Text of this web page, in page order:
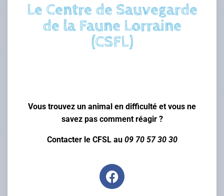
Le Centre de Sauvegarde
de la Faune Lorraine
(CSFL)
Vous trouvez un animal en difficulté et vous ne
savez pas comment réagir ?
Contacter le CFSL au 09 70 57 30 30